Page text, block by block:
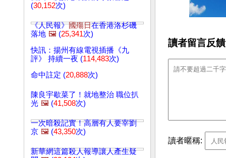
(30,152次)
《人民報》國殤日在香港洛杉磯
落地 🖼️ (25,341次)
快訊：揚州有線電視插播《九
評》 持續一夜 (114,483次)
命中註定 (20,888次)
陳良宇歇菜了！就地整治 職位扒
光 🖼️ (41,508次)
一次暗殺記實！高層有人要宰劉
京 🖼️ (43,350次)
新華網這篇殺人報導讓人產生疑
讀者留言反
讀者暱稱: